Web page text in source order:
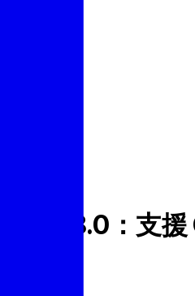
理
或 iOS App
v2.8.0：支